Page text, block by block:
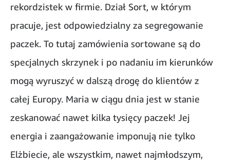
rekordzistek w firmie. Dział Sort, w którym
pracuje, jest odpowiedzialny za segregowanie
paczek. To tutaj zamówienia sortowane są do
specjalnych skrzynek i po nadaniu im kierunków
mogą wyruszyć w dalszą drogę do klientów z
całej Europy. Maria w ciągu dnia jest w stanie
zeskanować nawet kilka tysięcy paczek! Jej
energia i zaangażowanie imponują nie tylko
Elżbiecie, ale wszystkim, nawet najmłodszym,